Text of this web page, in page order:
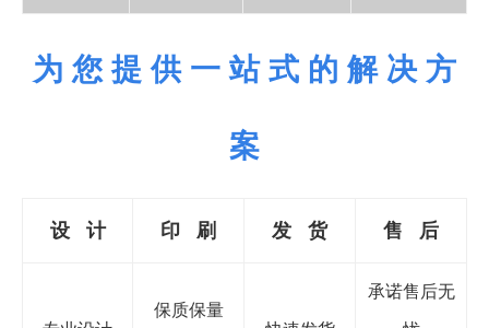
为 您 提 供 一 站 式 的 解 决 方
案
设 计 印 刷 发 货 售 后
保质保量
承诺售后无